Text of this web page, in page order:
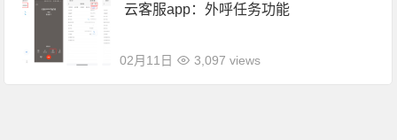
云客服app：外呼任务功能
02月11日 3,097 views